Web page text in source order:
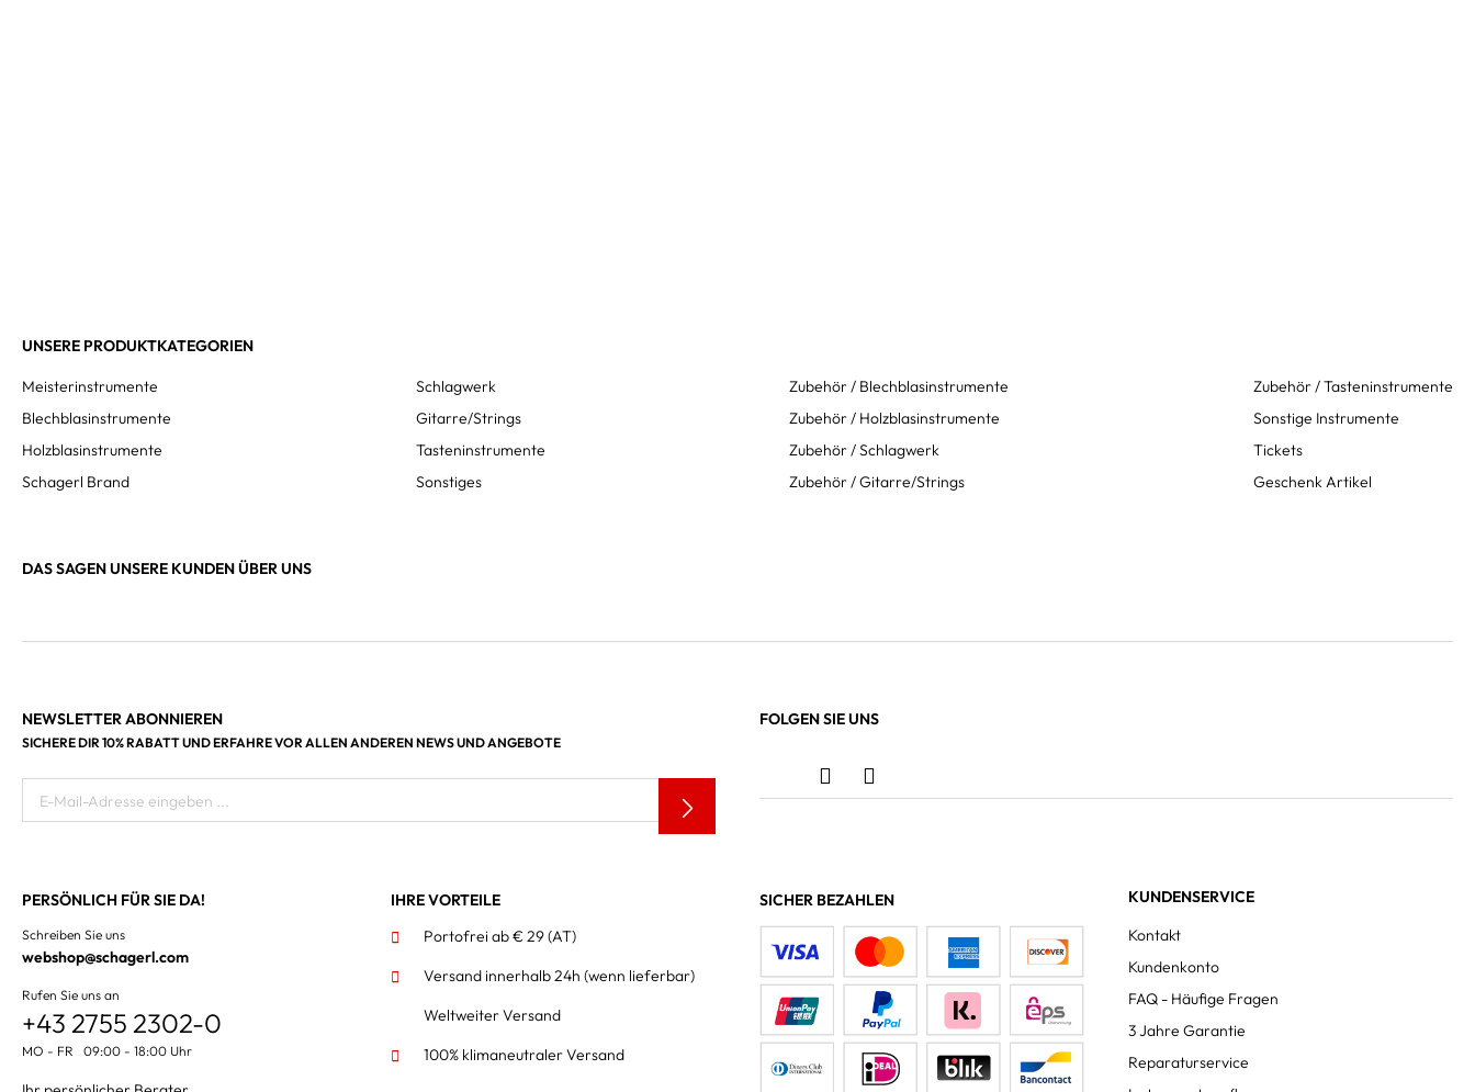
UNSERE PRODUKTKATEGORIEN
Meisterinstrumente
Blechblasinstrumente
Holzblasinstrumente
Schagerl Brand
Schlagwerk
Gitarre/Strings
Tasteninstrumente
Sonstiges
Zubehör / Blechblasinstrumente
Zubehör / Holzblasinstrumente
Zubehör / Schlagwerk
Zubehör / Gitarre/Strings
Zubehör / Tasteninstrumente
Sonstige Instrumente
Tickets
Geschenk Artikel
DAS SAGEN UNSERE KUNDEN ÜBER UNS
NEWSLETTER ABONNIEREN
SICHERE DIR 10% RABATT UND ERFAHRE VOR ALLEN ANDEREN NEWS UND ANGEBOTE
E-Mail-Adresse eingeben ...
FOLGEN SIE UNS
PERSÖNLICH FÜR SIE DA!
Schreiben Sie uns
webshop@schagerl.com
Rufen Sie uns an
+43 2755 2302-0
MO - FR 09:00 - 18:00 Uhr
IHRE VORTEILE
Portofrei ab € 29 (AT)
Versand innerhalb 24h (wenn lieferbar)
Weltweiter Versand
100% klimaneutraler Versand
SICHER BEZAHLEN
KUNDENSERVICE
Kontakt
Kundenkonto
FAQ - Häufige Fragen
3 Jahre Garantie
Reparaturservice